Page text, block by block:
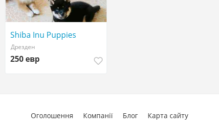
Shiba Inu Puppies
Дрезден
250 евр
Оголошення Компанії Блог Карта сайту